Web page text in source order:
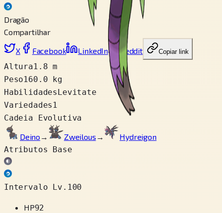
Dragão
Compartilhar
X Facebook LinkedIn Reddit Copiar link
Altura1.8 m
Peso160.0 kg
HabilidadesLevitate
Variedades 1
Cadeia Evolutiva
Deino → Zweilous →
Hydreigon
Atributos Base
Intervalo Lv.100
HP92